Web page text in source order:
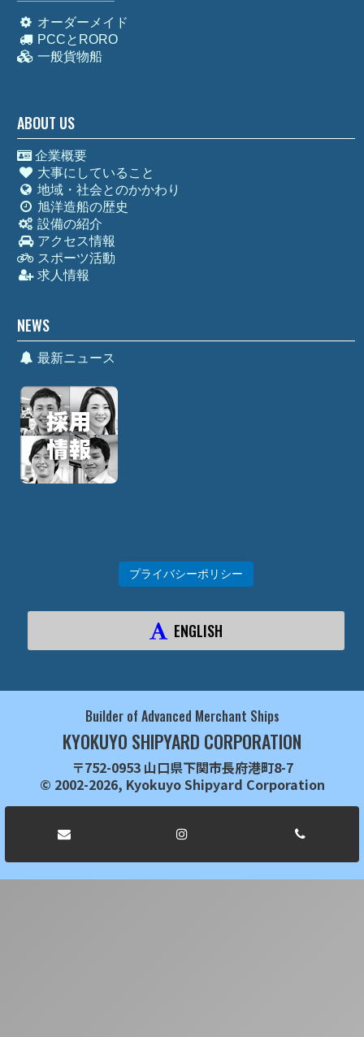
オーダーメイド
PCCとRORO
一般貨物船
ABOUT US
企業概要
大事にしていること
地域・社会とのかかわり
旭洋造船の歴史
設備の紹介
アクセス情報
スポーツ活動
求人情報
NEWS
最新ニュース
プライバシーポリシー
ENGLISH
Builder of Advanced Merchant Ships
KYOKUYO SHIPYARD CORPORATION
〒752-0953 山口県下関市長府港町8-7
© 2002-2026, Kyokuyo Shipyard Corporation